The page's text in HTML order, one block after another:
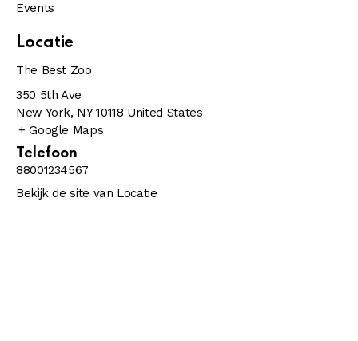
Events
Locatie
The Best Zoo
350 5th Ave
New York, NY 10118 United States
+ Google Maps
Telefoon
88001234567
Bekijk de site van Locatie